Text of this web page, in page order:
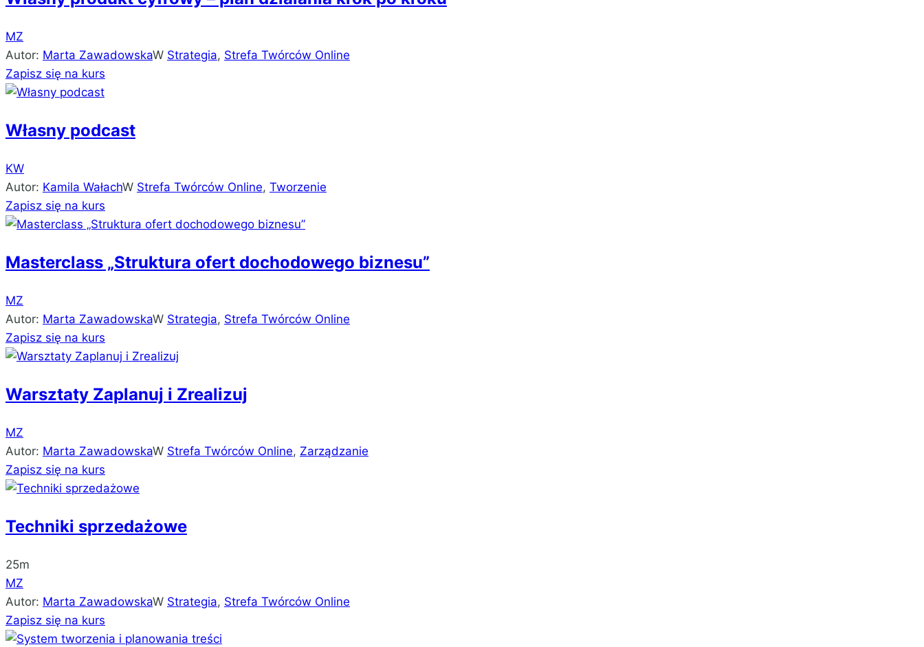
MZ
Autor: Marta ZawadowskaW Strategia, Strefa Twórców Online
Zapisz się na kurs
Własny podcast
KW
Autor: Kamila WałachW Strefa Twórców Online, Tworzenie
Zapisz się na kurs
Masterclass „Struktura ofert dochodowego biznesu”
MZ
Autor: Marta ZawadowskaW Strategia, Strefa Twórców Online
Zapisz się na kurs
Warsztaty Zaplanuj i Zrealizuj
MZ
Autor: Marta ZawadowskaW Strefa Twórców Online, Zarządzanie
Zapisz się na kurs
Techniki sprzedażowe
25m
MZ
Autor: Marta ZawadowskaW Strategia, Strefa Twórców Online
Zapisz się na kurs